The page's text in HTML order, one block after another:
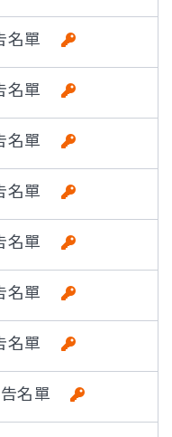
名單
名單
名單
名單
名單
名單
名單
名單